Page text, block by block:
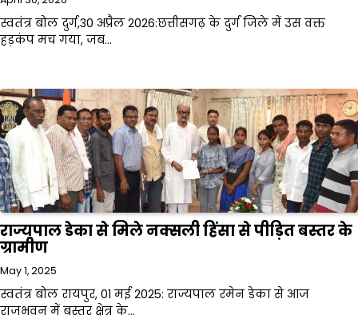
स्वतंत्र बोल दुर्ग,30 अप्रैल 2026:छत्तीसगढ़ के दुर्ग जिले में उस वक्त
हड़कंप मच गया, जब…
राज्यपाल डेका से मिले नक्सली हिंसा से पीड़ित बस्तर के
ग्रामीण
May 1, 2025
स्वतंत्र बोल रायपुर, 01 मई 2025: राज्यपाल रमेन डेका से आज
राजभवन में बस्तर क्षेत्र के…